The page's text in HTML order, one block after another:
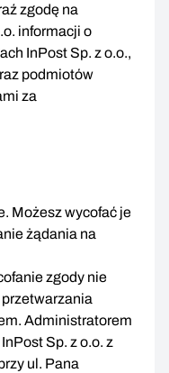
zgodę na
informacji o
InPost Sp. z o.o.,
podmiotów
za
Możesz wycofać je
żądania na
zgody nie
przetwarzania
Administratorem
Sp. z o.o. z
ul. Pana